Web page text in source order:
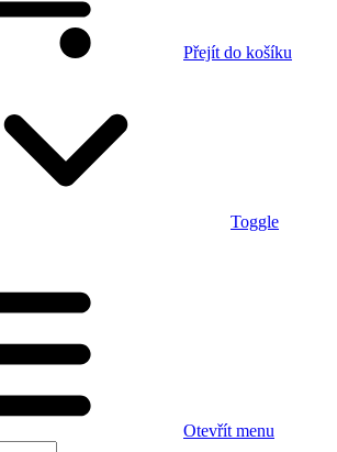
Přejít do košíku
Toggle
Otevřít menu